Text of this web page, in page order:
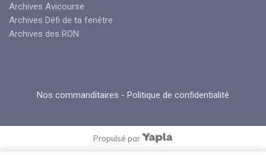
Archives Avicourse
Archives Défi de ta fenêtre
Archives des RON
Nos commanditaires - Politique de confidentialité
Propulsé par